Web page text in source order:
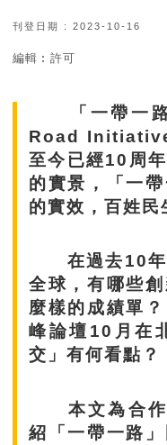
刊登日期 : 2023-10-16
編輯︰許可
「一帶一路
Road Initiative
至今已經10周
的實景，「一
的實效，百姓民
在過去10年
全球，有哪些
麼樣的成績單
峰論壇10月在
交」有何看點？
本文為合作
紹「一帶一路